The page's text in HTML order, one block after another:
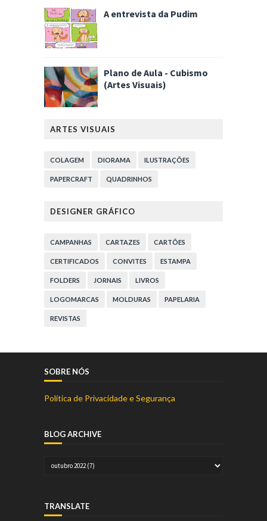
A entrevista da Pudim
Plano de Aula - Cubismo
(Artes Visuais)
ARTES VISUAIS
COLAGEM DIORAMA ILUSTRAÇÕES
PAPERCRAFT QUADRINHOS
DESIGNER GRÁFICO
CAMPANHAS CARTAZES CARTÕES
CERTIFICADOS CONVITES ESTAMPA
FOLDERS JORNAIS LIVROS
LOGOMARCAS MOLDURAS PAPELARIA
REVISTAS
SOBRE NÓS
Política de Privacidade e Segurança
BLOG ARCHIVE
TRANSLATE